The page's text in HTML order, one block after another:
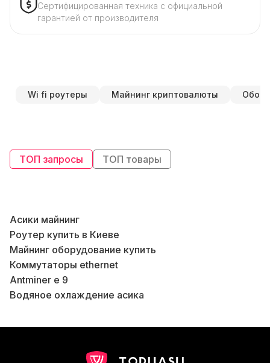
Сертифицированная техника с официальной
гарантией от производителя
Wi fi роутеры Майнинг криптовалюты
ТОП запросы ТОП товары
Асики майнинг
Роутер купить в Киеве
Майнинг оборудование купить
Коммутаторы ethernet
Antminer e 9
Водяное охлаждение асика
Miner ethash
Ibelink bm k1 купить